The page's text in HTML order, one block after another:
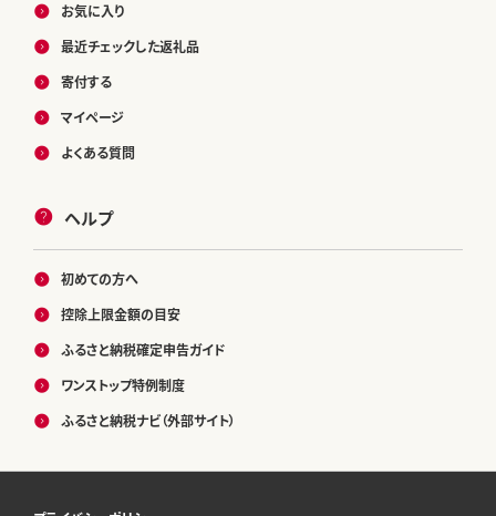
お気に入り
最近チェックした返礼品
寄付する
マイページ
よくある質問
ヘルプ
初めての方へ
控除上限金額の目安
ふるさと納税確定申告ガイド
ワンストップ特例制度
ふるさと納税ナビ（外部サイト）